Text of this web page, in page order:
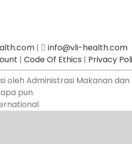
|
info@vli-health.com
| Code Of Ethics | Privacy
oleh Administrasi Makanan
pun.